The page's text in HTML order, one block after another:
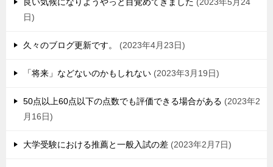
良い気候になりようやっと目覚めてきました
2023年5月24
日
久々のブログ更新です。 2023年4月23日
「将来」などないのかもしれない 2023年3月19日
50点以上60点以下の点数でも評価できる場合がある
2023年2
月16日
大学受験における推薦と一般入試の差 2023年2月7日